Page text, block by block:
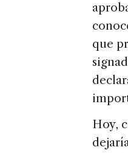
que
Hoy,